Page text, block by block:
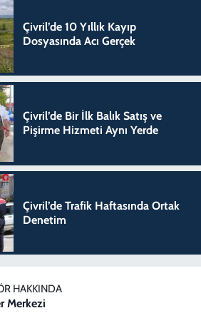
Çivril’de 10 Yıllık Kayıp
Dosyasında Acı Gerçek
Çivril’de Bir İlk Balık Satış ve
Pişirme Hizmeti Aynı Yerde
Çivril’de Trafik Haftasında Ortak
Denetim
HAKKINDA
Merkezi